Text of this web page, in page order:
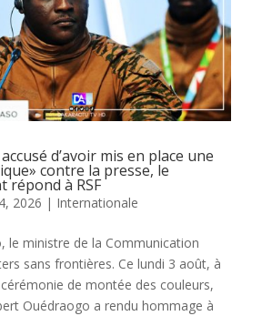
d’avoir mis en place une
contre la presse, le
répond à RSF
2026 | Internationale
le ministre de la Communication
sans frontières. Ce lundi 3 août, à
cérémonie de montée des couleurs,
Ouédraogo a rendu hommage à